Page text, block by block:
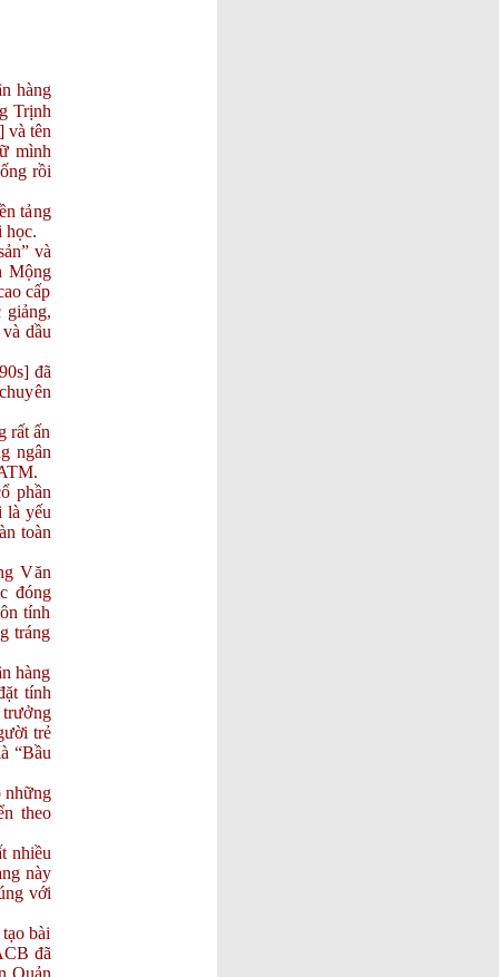
hàng
Trịnh
và tên
mình
rồi
tảng
học.
và
Mộng
cấp
giảng,
dầu
đã
rất ấn
ngân
phần
là yếu
toàn
Văn
đóng
tính
tráng
hàng
tính
trẻ
“Bầu
những
theo
nhiều
này
với
bài
đã
Quản